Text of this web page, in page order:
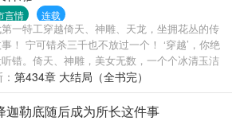
娘受，呢一昂娘受，阅前请知悉，像老千这种
算雷到你们也不会负责的哟呵呵呵呵呵呵~~~~
言情 连载
一特工穿越倚天、神雕、天龙，坐拥花丛的传
！ 宁可错杀三千也不放过一个！ ‘穿越’，你绝
错。倚天、神雕，美女无数，一个个冰清玉洁
玉女，如何‘穿越’， 还等什么？赶快点击吧！
第434章 大结局（全书完）
迦勒底随后成为所长这件事